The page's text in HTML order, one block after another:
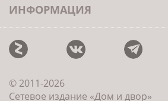
ИНФОРМАЦИЯ
© 2011-2026
Сетевое издание «Дом и двор»